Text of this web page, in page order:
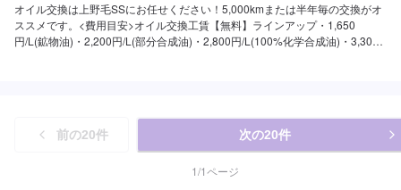
オイル交換は上野毛SSにお任せください！5,000kmまたは半年毎の交換がオ
ススメです。<費用目安>オイル交換工賃【無料】ラインアップ・1,650
円/L(鉱物油)・2,200円/L(部分合成油)・2,800円/L(100%化学合成油)・3,300
前の20件 次の20件
1/1ページ